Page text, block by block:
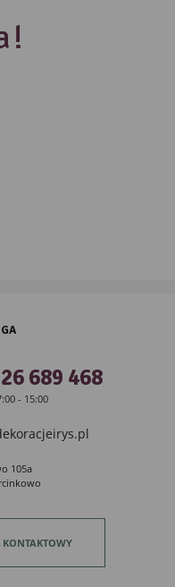
689 468
- 15:00
105a
KONTAKTOWY